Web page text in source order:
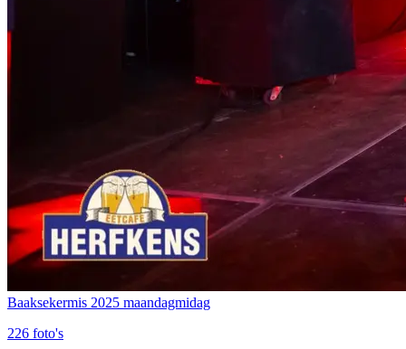
Baaksekermis 2025 maandagmidag
226 foto's